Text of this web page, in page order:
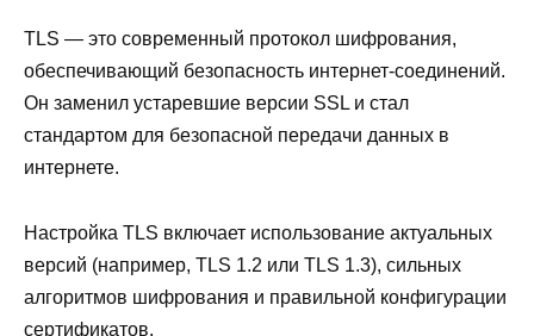
TLS — это современный протокол шифрования,
обеспечивающий безопасность интернет-соединений.
Он заменил устаревшие версии SSL и стал
стандартом для безопасной передачи данных в
интернете.
Настройка TLS включает использование актуальных
версий (например, TLS 1.2 или TLS 1.3), сильных
алгоритмов шифрования и правильной конфигурации
сертификатов.